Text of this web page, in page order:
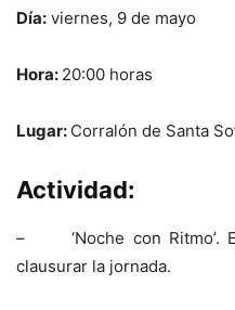
Día: viernes, 9 de mayo
Hora: 20:00 horas
Lugar: Corralón de Santa
Actividad:
– ‘Noche con Ritmo’.
clausurar la jornada.